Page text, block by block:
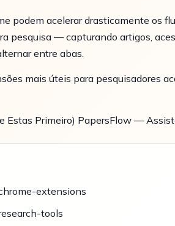
podem acelerar drasticamente os
pesquisa — capturando artigos,
entre abas.
mais úteis para pesquisadores
Estas Primeiro) PapersFlow —
extensions
tools